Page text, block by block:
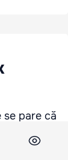
pare că
au